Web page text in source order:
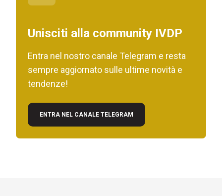
Unisciti alla community IVDP
Entra nel nostro canale Telegram e resta
sempre aggiornato sulle ultime novità e
tendenze!
ENTRA NEL CANALE TELEGRAM